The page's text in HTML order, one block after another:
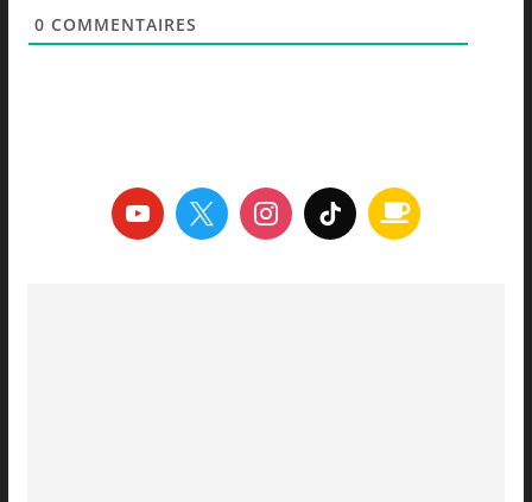
0 COMMENTAIRES